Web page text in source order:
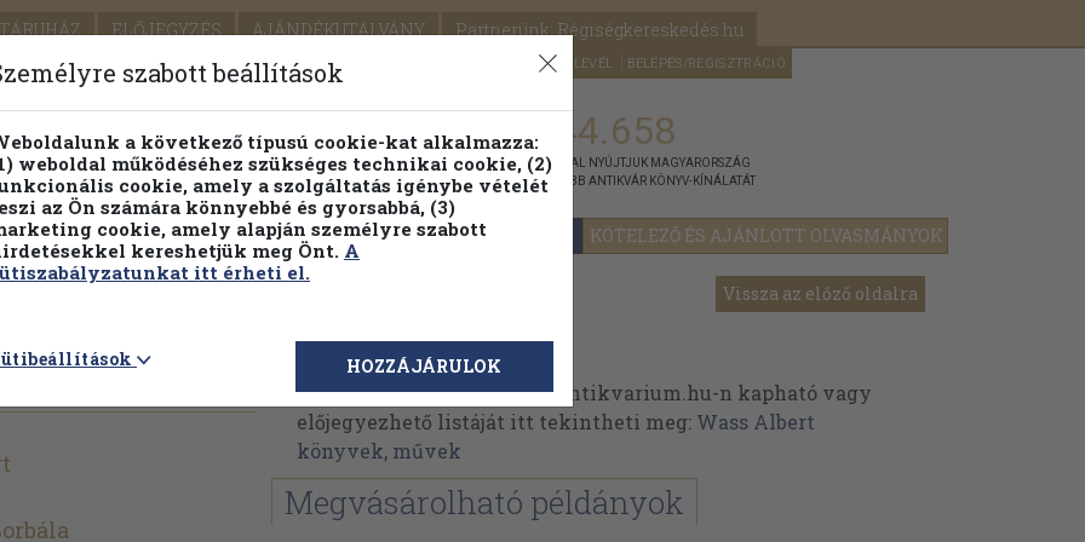
ELŐJEGYZÉS AJÁNDÉKUTALVÁNY Partnerünk: Régiségkereskedés.hu
SEGÍTSÉG HÍRLEVÉL BELÉPÉS/REGISZTRÁCIÓ
PILLANATNYI ÁRAINK FENNTARTHATÓ OLVASMÁNYOK KÖTELEZŐ ÉS AJÁNLOTT OLVASMÁNYOK
Részletes kereső Témaköri fa 1.144.658
KIADVÁNNYAL NYÚJTJUK MAGYARORSZÁG
LEGNAGYOBB ANTIKVÁR KÖNYV-KÍNÁLATÁT
Vissza az előző oldalra
Wass Albert
Wass Albert műveinek az Antikvarium.hu-n kapható vagy
előjegyezhető listáját itt tekintheti meg: Wass Albert
könyvek, művek
Megvásárolható példányok
szabott beállítások
a következő típusú cookie-kat alkalmazza:
weboldal működéséhez szükséges technikai cookie, (2)
cookie, amely a szolgáltatás igénybe vételét
az Ön számára könnyebbé és gyorsabbá, (3)
cookie, amely alapján személyre szabott
kereshetjük meg Önt. A
itt érheti el.
HOZZÁJÁRULOK